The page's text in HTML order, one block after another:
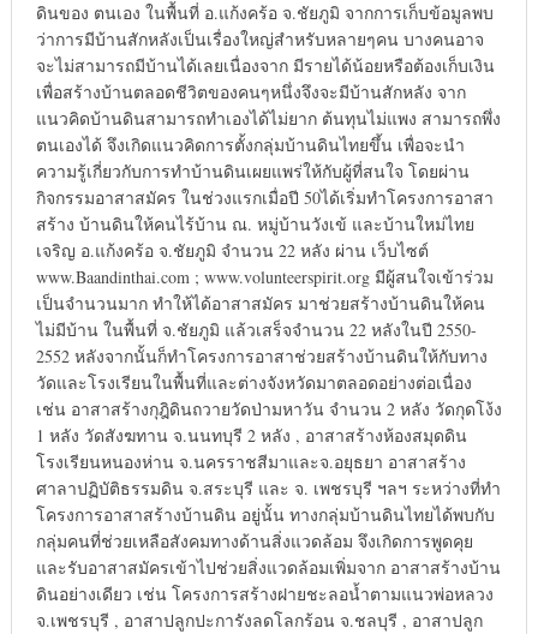
ดินของ ตนเอง ในพื้นที่ อ.แก้งคร้อ จ.ชัยภูมิ จากการเก็บข้อมูลพบ
ว่าการมีบ้านสักหลังเป็นเรื่องใหญ่สำหรับหลายๆคน บางคนอาจ
จะไม่สามารถมีบ้านได้เลยเนื่องจาก มีรายได้น้อยหรือต้องเก็บเงิน
เพื่อสร้างบ้านตลอดชีวิตของคนๆหนึ่งจึงจะมีบ้านสักหลัง จาก
แนวคิดบ้านดินสามารถทำเองได้ไม่ยาก ต้นทุนไม่แพง สามารถพึ่ง
ตนเองได้ จึงเกิดแนวคิดการตั้งกลุ่มบ้านดินไทยขึ้น เพื่อจะนำ
ความรู้เกี่ยวกับการทำบ้านดินเผยแพร่ให้กับผู้ที่สนใจ โดยผ่าน
กิจกรรมอาสาสมัคร ในช่วงแรกเมื่อปี 50ได้เริ่มทำโครงการอาสา
สร้าง บ้านดินให้คนไร้บ้าน ณ. หมู่บ้านวังเข้ และบ้านใหม่ไทย
เจริญ อ.แก้งคร้อ จ.ชัยภูมิ จำนวน 22 หลัง ผ่าน เว็บไซต์
www.Baandinthai.com ; www.volunteerspirit.org มีผู้สนใจเข้าร่วม
เป็นจำนวนมาก ทำให้ได้อาสาสมัคร มาช่วยสร้างบ้านดินให้คน
ไม่มีบ้าน ในพื้นที่ จ.ชัยภูมิ แล้วเสร็จจำนวน 22 หลังในปี 2550-
2552 หลังจากนั้นก็ทำโครงการอาสาช่วยสร้างบ้านดินให้กับทาง
วัดและโรงเรียนในพื้นที่และต่างจังหวัดมาตลอดอย่างต่อเนื่อง
เช่น อาสาสร้างกุฎิดินถวายวัดป่ามหาวัน จำนวน 2 หลัง วัดกุดโง้ง
1 หลัง วัดสังฆทาน จ.นนทบุรี 2 หลัง , อาสาสร้างห้องสมุดดิน
โรงเรียนหนองห่าน จ.นครราชสีมาและจ.อยุธยา อาสาสร้าง
ศาลาปฏิบัติธรรมดิน จ.สระบุรี และ จ. เพชรบุรี ฯลฯ ระหว่างที่ทำ
โครงการอาสาสร้างบ้านดิน อยู่นั้น ทางกลุ่มบ้านดินไทยได้พบกับ
กลุ่มคนที่ช่วยเหลือสังคมทางด้านสิ่งแวดล้อม จึงเกิดการพูดคุย
และรับอาสาสมัครเข้าไปช่วยสิ่งแวดล้อมเพิ่มจาก อาสาสร้างบ้าน
ดินอย่างเดียว เช่น โครงการสร้างฝายชะลอน้ำตามแนวพ่อหลวง
จ.เพชรบุรี , อาสาปลูกปะการังลดโลกร้อน จ.ชลบุรี , อาสาปลูก